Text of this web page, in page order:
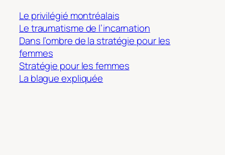
Le privilégié montréalais
Le traumatisme de l’incarnation
Dans l’ombre de la stratégie pour les
femmes
Stratégie pour les femmes
La blague expliquée